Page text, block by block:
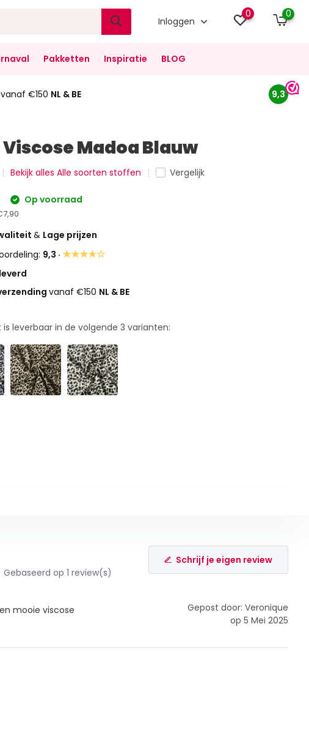
Inloggen
0 0
Pakketten Inspiratie BLOG
vanaf €150 NL & BE 9,3
Viscose Madoa Blauw
Bekijk alles Alle soorten stoffen Vergelijk
Op voorraad
& Lage prijzen
9,3 ·★★★★☆
vanaf €150 NL & BE
is leverbaar in de volgende3 varianten:
Gebaseerd op 1 review(s)
Schrijf je eigen review
mooie viscose
Gepost door: Veronique
op 5 Mei 2025